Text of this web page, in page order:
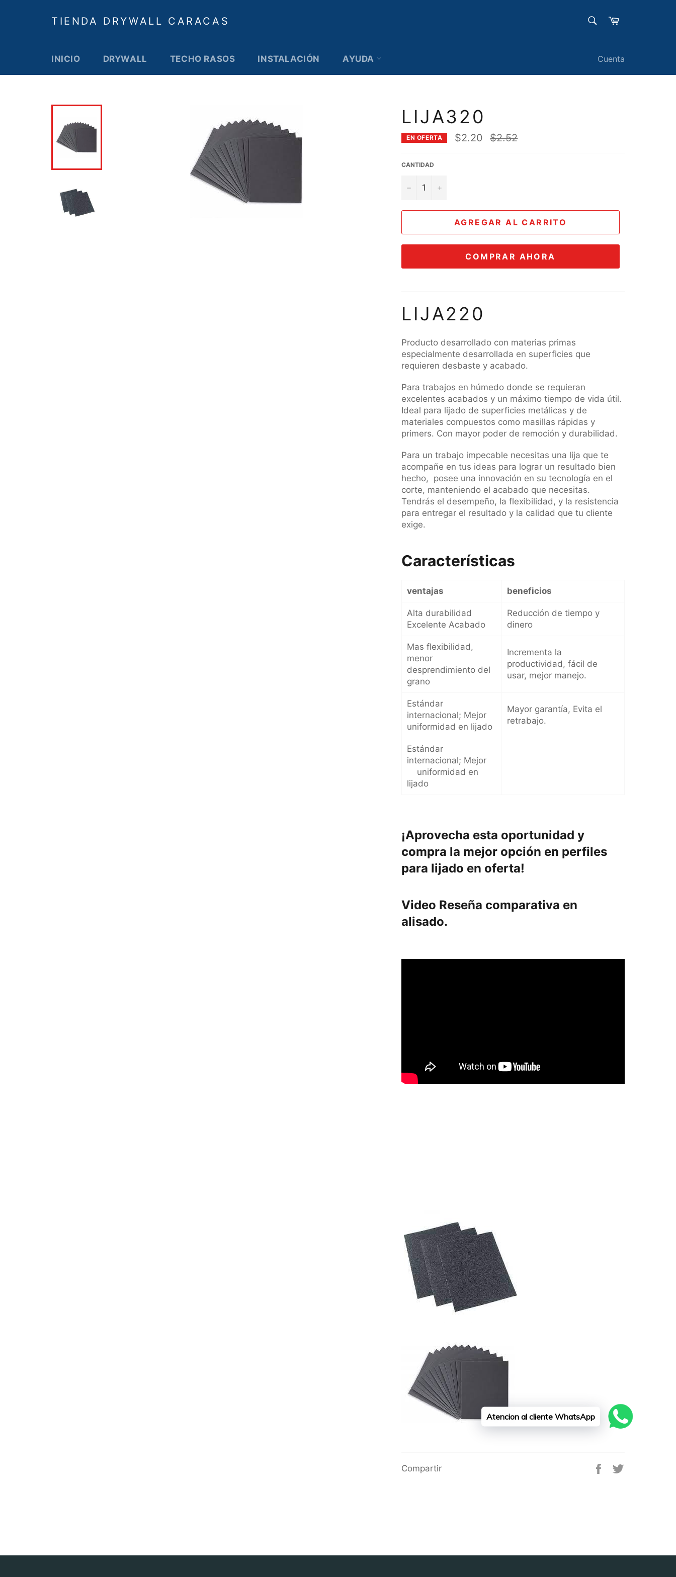
directamenteTIENDA DRYWALL CARACAS Carrito
INICIO DRYWALL TECHO RASOS INSTALACIÓN AYUDA Cuenta
LIJA320
EN OFERTA $2.20
Precio
habitual
$2.52
CANTIDAD
− +
AGREGAR AL CARRITO
COMPRAR AHORA
LIJA220
Producto desarrollado con materias primas
especialmente desarrollada en superficies que
requieren desbaste y acabado.
Para trabajos en húmedo donde se requieran
excelentes acabados y un máximo tiempo de vida útil.
Ideal para lijado de superficies metálicas y de
materiales compuestos como masillas rápidas y
primers. Con mayor poder de remoción y durabilidad.
Para un trabajo impecable necesitas una lija que te
acompañe en tus ideas para lograr un resultado bien
hecho, posee una innovación en su tecnología en el
corte, manteniendo el acabado que necesitas.
Tendrás el desempeño, la flexibilidad, y la resistencia
para entregar el resultado y la calidad que tu cliente
exige.
Características
ventajas beneficios
Alta durabilidad
Excelente Acabado
Reducción de tiempo y
dinero
Mas flexibilidad,
menor
desprendimiento del
grano
Incrementa la
productividad, fácil de
usar, mejor manejo.
Estándar
internacional; Mejor
uniformidad en lijado
Mayor garantía, Evita el
retrabajo.
Estándar
internacional; Mejor
uniformidad en
lijado
¡Aprovecha esta oportunidad y
compra la mejor opción en perfiles
para lijado en oferta!
Video Reseña comparativa en
alisado.
Compartir
Compartir
Atencion al cliente WhatsApp